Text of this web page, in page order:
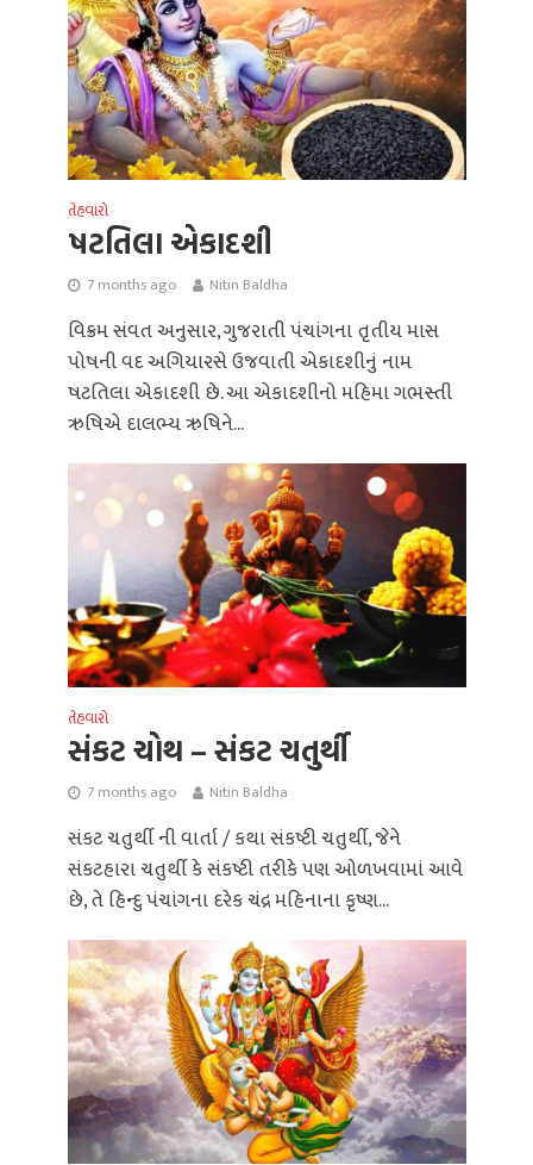
તેહવારો
ષટતિલા એકાદશી
7 months ago Nitin Baldha
વિક્રમ સંવત અનુસાર, ગુજરાતી પંચાંગના તૃતીય માસ
પોષની વદ અગિયારસે ઉજવાતી એકાદશીનું નામ
ષટતિલા એકાદશી છે. આ એકાદશીનો મહિમા ગભસ્તી
ઋષિએ દાલભ્ય ઋષિને...
તેહવારો
સંકટ ચોથ – સંકટ ચતુર્થી
7 months ago Nitin Baldha
સંકટ ચતુર્થી ની વાર્તા / કથા સંકષ્ટી ચતુર્થી, જેને
સંકટહારા ચતુર્થી કે સંકષ્ટી તરીકે પણ ઓળખવામાં આવે
છે, તે હિન્દુ પંચાંગના દરેક ચંદ્ર મહિનાના કૃષ્ણ...